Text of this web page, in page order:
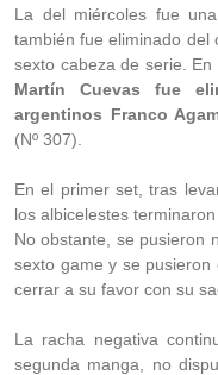
La del miércoles fue
también fue eliminado del
sexto cabeza de serie. En
Martín Cuevas fue
argentinos Franco
(Nº 307).
En el primer set, tras
los albicelestes
No obstante, se pusieron
sexto game y se
cerrar a su favor con su
La racha negativa
segunda manga, no